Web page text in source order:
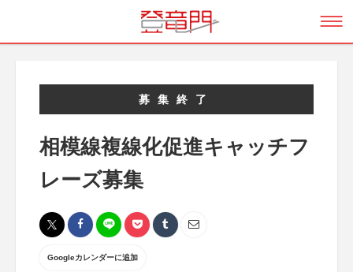
募集終了
相模線複線化促進キャッチフ
レーズ募集
Googleカレンダーに追加